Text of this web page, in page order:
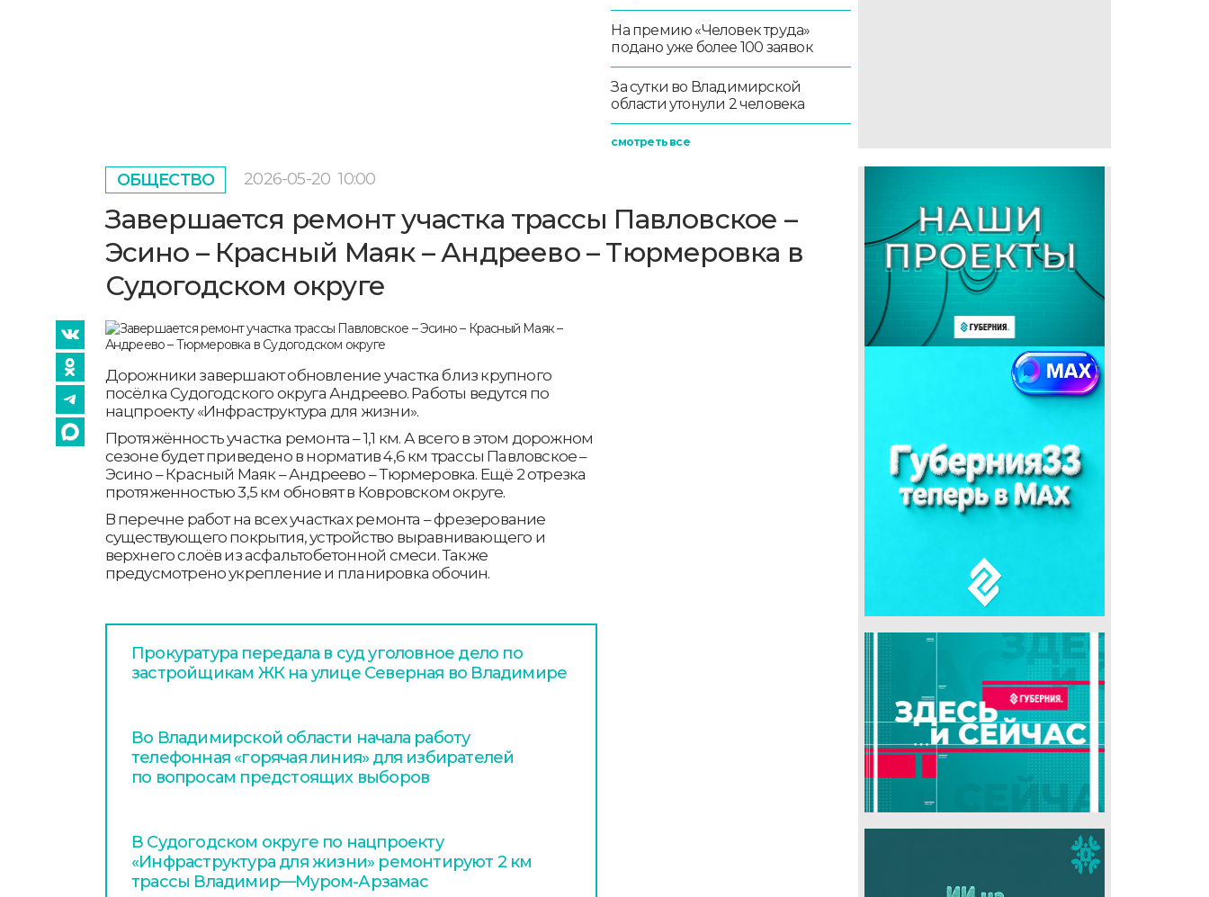
На премию «Человек труда»
подано уже более 100 заявок
За сутки во Владимирской
области утонули 2 человека
смотреть все
ОБЩЕСТВО 2026-05-20 10:00
Завершается ремонт участка трассы Павловское –
Эсино – Красный Маяк – Андреево – Тюрмеровка в
Судогодском округе
Дорожники завершают обновление участка близ крупного
посёлка Судогодского округа Андреево. Работы ведутся по
нацпроекту «Инфраструктура для жизни».
Протяжённость участка ремонта – 1,1 км. А всего в этом дорожном
сезоне будет приведено в норматив 4,6 км трассы Павловское –
Эсино – Красный Маяк – Андреево – Тюрмеровка. Ещё 2 отрезка
протяженностью 3,5 км обновят в Ковровском округе.
В перечне работ на всех участках ремонта – фрезерование
существующего покрытия, устройство выравнивающего и
верхнего слоёв из асфальтобетонной смеси. Также
предусмотрено укрепление и планировка обочин.
Прокуратура передала в суд уголовное дело по
застройщикам ЖК на улице Северная во Владимире
Во Владимирской области начала работу
телефонная «горячая линия» для избирателей
по вопросам предстоящих выборов
В Судогодском округе по нацпроекту
«Инфраструктура для жизни» ремонтируют 2 км
трассы Владимир—Муром-Арзамас